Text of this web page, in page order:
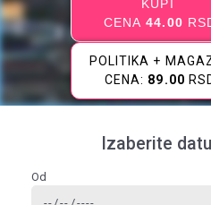
KUPI
CENA44.00
POLITIKA +
CENA: 89.00
Izaberite
Od